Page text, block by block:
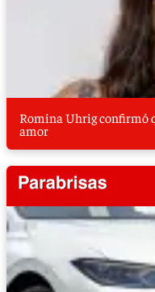
Romina Uhrig confirmó
amor